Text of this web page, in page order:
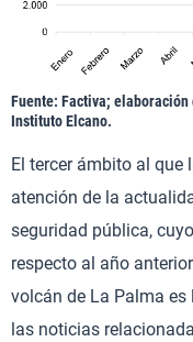
Fuente: Factiva; elaboración
Instituto Elcano.
El tercer ámbito al que
atención de la
seguridad pública,
respecto al año
volcán de La Palma
las noticias